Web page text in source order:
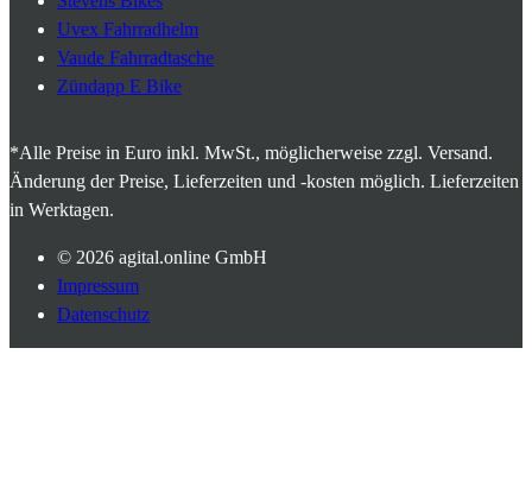
Uvex Fahrradhelm
Vaude Fahrradtasche
Zündapp E Bike
*Alle Preise in Euro inkl. MwSt., möglicherweise zzgl. Versand.
Änderung der Preise, Lieferzeiten und -kosten möglich. Lieferzeiten
in Werktagen.
© 2026 agital.online GmbH
Impressum
Datenschutz